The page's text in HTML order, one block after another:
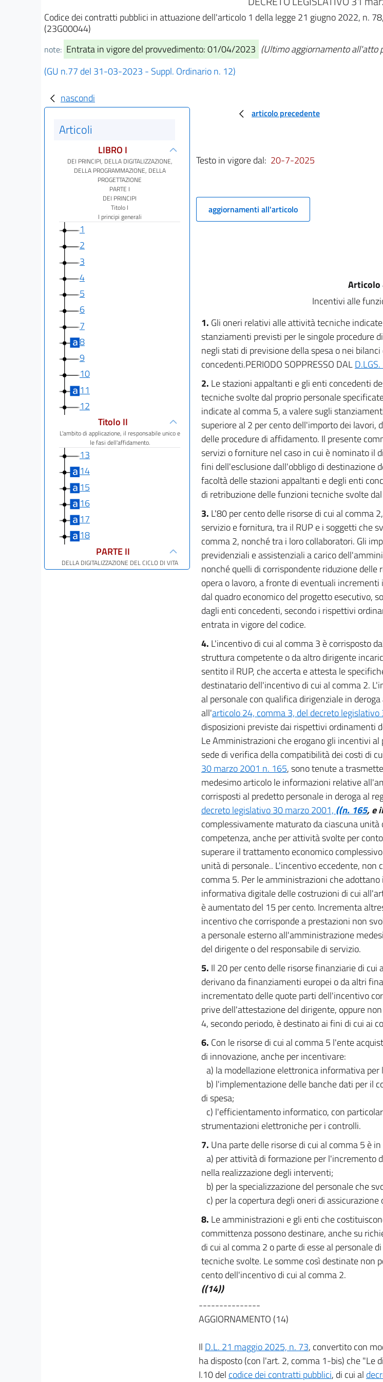
Codice dei contratti pubblici in attuazione dell'articolo 1 della legge 21 giugno 2022, n.
(23G00044)
note: Entrata in vigore del provvedimento: 01/04/2023 (Ultimo aggiornamento
(GU n.77 del 31-03-2023 - Suppl. Ordinario n. 12)
nascondi
Articoli
LIBRO I
DEI PRINCIPI, DELLA DIGITALIZZAZIONE,
DELLA PROGRAMMAZIONE, DELLA
PROGETTAZIONE
PARTE I
DEI PRINCIPI
Titolo I
I principi generali
1
2
3
4
5
6
7
8
9
10
11
12
Titolo II
L'ambito di applicazione, il responsabile unico e
le fasi dell'affidamento.
13
14
15
16
17
18
PARTE II
DELLA DIGITALIZZAZIONE DEL CICLO DI VITA
DEI CONTRATTI
articolo precedente
Testo in vigore dal: 20-7-2025
aggiornamenti all'articolo
Articolo
Incentivi alle
1. Gli oneri relativi alle attività tecniche
stanziamenti previsti per le singole procedure
negli stati di previsione della spesa o nei
concedenti.PERIODO SOPPRESSO DAL
2. Le stazioni appaltanti e gli enti concedenti
tecniche svolte dal proprio personale
indicate al comma 5, a valere sugli
superiore al 2 per cento dell'importo dei lavori,
delle procedure di affidamento. Il presente
servizi o forniture nel caso in cui è nominato il
fini dell'esclusione dall'obbligo di destinazione
facoltà delle stazioni appaltanti e degli enti
di retribuzione delle funzioni tecniche svolte
3. L'80 per cento delle risorse di cui al comma
servizio e fornitura, tra il RUP e i soggetti che
comma 2, nonché tra i loro collaboratori. Gli
previdenziali e assistenziali a carico
nonché quelli di corrispondente riduzione
opera o lavoro, a fronte di eventuali
dal quadro economico del progetto esecutivo,
dagli enti concedenti, secondo i rispettivi
entrata in vigore del codice.
4. L'incentivo di cui al comma 3 è corrisposto
struttura competente o da altro dirigente
sentito il RUP, che accerta e attesta le
destinatario dell'incentivo di cui al comma 2.
al personale con qualifica dirigenziale in
all'articolo 24, comma 3, del decreto
disposizioni previste dai rispettivi ordinamenti
Le Amministrazioni che erogano gli incentivi
sede di verifica della compatibilità dei costi di
30 marzo 2001 n. 165, sono tenute a
medesimo articolo le informazioni relative
corrisposti al predetto personale in deroga al
decreto legislativo 30 marzo 2001, ((n. 165, e
complessivamente maturato da ciascuna
competenza, anche per attività svolte per
superare il trattamento economico
unità di personale.. L'incentivo eccedente, non
comma 5. Per le amministrazioni che
informativa digitale delle costruzioni di cui
è aumentato del 15 per cento. Incrementa
incentivo che corrisponde a prestazioni non
a personale esterno all'amministrazione
del dirigente o del responsabile di servizio.
5. Il 20 per cento delle risorse finanziarie di cui
derivano da finanziamenti europei o da altri
incrementato delle quote parti dell'incentivo
prive dell'attestazione del dirigente, oppure
4, secondo periodo, è destinato ai fini di cui ai
6. Con le risorse di cui al comma 5 l'ente
di innovazione, anche per incentivare:
a) la modellazione elettronica informativa
b) l'implementazione delle banche dati per il
di spesa;
c) l'efficientamento informatico, con
strumentazioni elettroniche per i controlli.
7. Una parte delle risorse di cui al comma 5 è
a) per attività di formazione per l'incremento
nella realizzazione degli interventi;
b) per la specializzazione del personale che
c) per la copertura degli oneri di
8. Le amministrazioni e gli enti che
committenza possono destinare, anche su
di cui al comma 2 o parte di esse al personale
tecniche svolte. Le somme così destinate non
cento dell'incentivo di cui al comma 2.
((14))
---------------
AGGIORNAMENTO (14)
Il D.L. 21 maggio 2025, n. 73, convertito con
ha disposto (con l'art. 2, comma 1-bis) che "Le
I.10 del codice dei contratti pubblici, di cui al